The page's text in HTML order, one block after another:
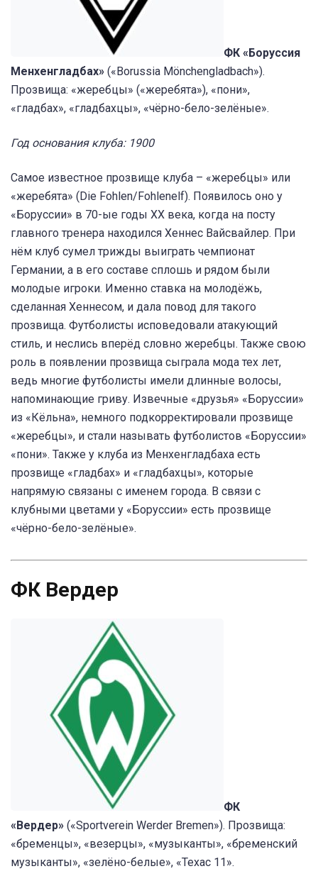
ФК «Боруссия
Менхенгладбах» («Borussia Mönchengladbach»).
Прозвища: «жеребцы» («жеребята»), «пони»,
«гладбах», «гладбахцы», «чёрно-бело-зелёные».
Год основания клуба: 1900
Самое известное прозвище клуба – «жеребцы» или
«жеребята» (Die Fohlen/Fohlenelf). Появилось оно у
«Боруссии» в 70-ые годы XX века, когда на посту
главного тренера находился Хеннес Вайсвайлер. При
нём клуб сумел трижды выиграть чемпионат
Германии, а в его составе сплошь и рядом были
молодые игроки. Именно ставка на молодёжь,
сделанная Хеннесом, и дала повод для такого
прозвища. Футболисты исповедовали атакующий
стиль, и неслись вперёд словно жеребцы. Также свою
роль в появлении прозвища сыграла мода тех лет,
ведь многие футболисты имели длинные волосы,
напоминающие гриву. Извечные «друзья» «Боруссии»
из «Кёльна», немного подкорректировали прозвище
«жеребцы», и стали называть футболистов «Боруссии»
«пони». Также у клуба из Менхенгладбаха есть
прозвище «гладбах» и «гладбахцы», которые
напрямую связаны с именем города. В связи с
клубными цветами у «Боруссии» есть прозвище
«чёрно-бело-зелёные».
ФК Вердер
ФК
«Вердер» («Sportverein Werder Bremen»). Прозвища:
«бременцы», «везерцы», «музыканты», «бременский
музыканты», «зелёно-белые», «Техас 11».